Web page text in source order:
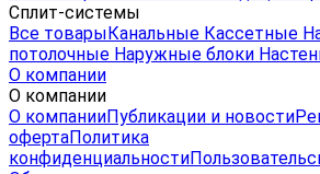
Сплит-системы
Все товарыКанальные Кассетные
потолочные Наружные блоки
О компании
О компании
О компанииПубликации и новости
офертаПолитика
конфиденциальности